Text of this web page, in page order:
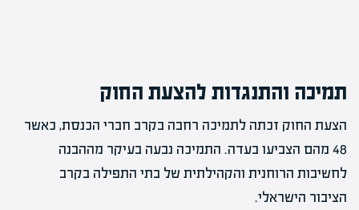
תמיכה והתנגדות להצעת החוק
הצעת החוק זכתה לתמיכה רחבה בקרב חברי הכנסת, כאשר
48 מהם הצביעו בעדה. התמיכה נבעה בעיקר מההבנה
לחשיבות הרוחנית והקהילתית של בתי התפילה בקרב
הציבור הישראלי.